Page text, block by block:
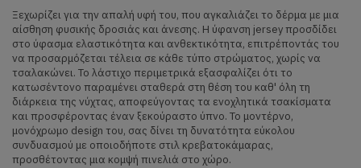
Ξεχωρίζει για την απαλή υφή του, που αγκαλιάζει το δέρμα με μια
αίσθηση φυσικής δροσιάς και άνεσης. Η ύφανση jersey προσδίδει
στο ύφασμα ελαστικότητα και ανθεκτικότητα, επιτρέποντάς του
να προσαρμόζεται τέλεια σε κάθε τύπο στρώματος, χωρίς να
τσαλακώνει. Το λάστιχο περιμετρικά εξασφαλίζει ότι το
κατωσέντονο παραμένει σταθερά στη θέση του καθ' όλη τη
διάρκεια της νύχτας, αποφεύγοντας τα ενοχλητικά τσακίσματα
και προσφέροντας έναν ξεκούραστο ύπνο. Το μοντέρνο,
μονόχρωμο design του, σας δίνει τη δυνατότητα εύκολου
συνδυασμού με οποιοδήποτε στιλ κρεβατοκάμαρας,
προσθέτοντας μια κομψή πινελιά στο χώρο.